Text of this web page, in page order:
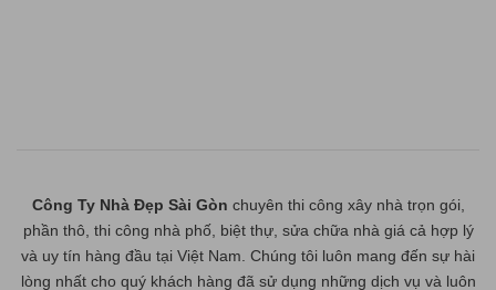
Công Ty Nhà Đẹp Sài Gòn chuyên thi công xây nhà trọn gói,
phần thô, thi công nhà phố, biệt thự, sửa chữa nhà giá cả hợp lý
và uy tín hàng đầu tại Việt Nam. Chúng tôi luôn mang đến sự hài
lòng nhất cho quý khách hàng đã sử dụng những dịch vụ và luôn